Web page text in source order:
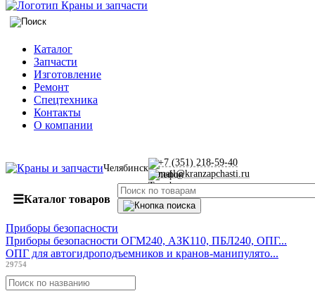
Каталог
Запчасти
Изготовление
Ремонт
Спецтехника
Контакты
О компании
Челябинск
+7 (351) 218-59-40
mail@kranzapchasti.ru
☰Каталог товаров
Приборы безопасности
Приборы безопасности ОГМ240, АЗК110, ПБЛ240, ОПГ...
ОПГ для автогидроподъемников и кранов-манипулято...
29754